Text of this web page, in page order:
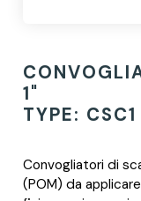
1"
TYPE: CSC1
Convogliatori di
(POM) da